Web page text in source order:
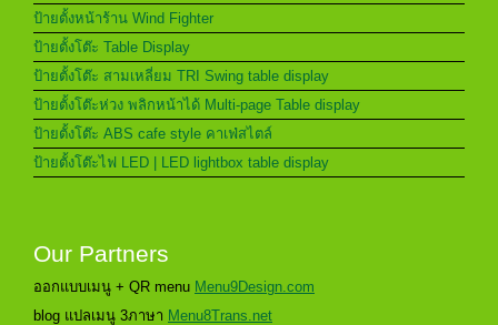
ป้ายตั้งหน้าร้าน Wind Fighter
ป้ายตั้งโต๊ะ Table Display
ป้ายตั้งโต๊ะ สามเหลี่ยม TRI Swing table display
ป้ายตั้งโต๊ะห่วง พลิกหน้าได้ Multi-page Table display
ป้ายตั้งโต๊ะ ABS cafe style คาเฟ่สไตล์
ป้ายตั้งโต๊ะไฟ LED | LED lightbox table display
Our Partners
ออกแบบเมนู + QR menu Menu9Design.com
blog แปลเมนู 3ภาษา Menu8Trans.net